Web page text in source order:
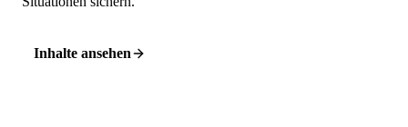
Inhalte ansehen